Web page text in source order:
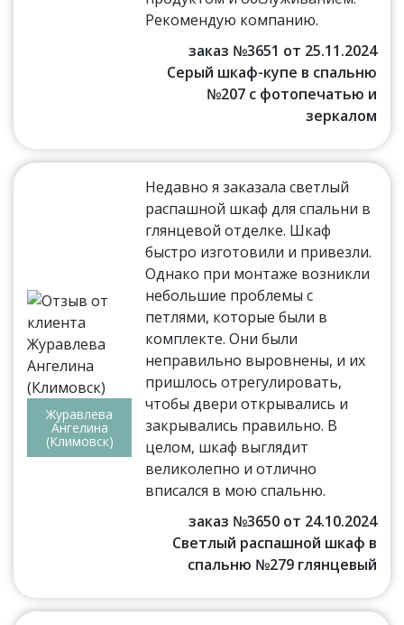
Рекомендую компанию.
заказ №3651 от 25.11.2024
Серый шкаф-купе в спальню
№207 с фотопечатью и
зеркалом
Журавлева
Ангелина
(Климовск)
Недавно я заказала светлый
распашной шкаф для спальни в
глянцевой отделке. Шкаф
быстро изготовили и привезли.
Однако при монтаже возникли
небольшие проблемы с
петлями, которые были в
комплекте. Они были
неправильно выровнены, и их
пришлось отрегулировать,
чтобы двери открывались и
закрывались правильно. В
целом, шкаф выглядит
великолепно и отлично
вписался в мою спальню.
заказ №3650 от 24.10.2024
Светлый распашной шкаф в
спальню №279 глянцевый